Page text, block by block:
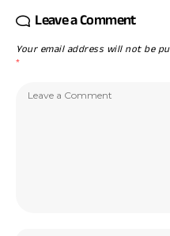
Leave a Comment
Your email address will not be
*